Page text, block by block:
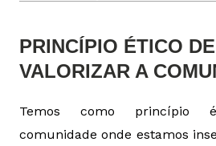
PRINCÍPIO ÉTICO DE
VALORIZAR A
Temos como princípio
comunidade onde estamos